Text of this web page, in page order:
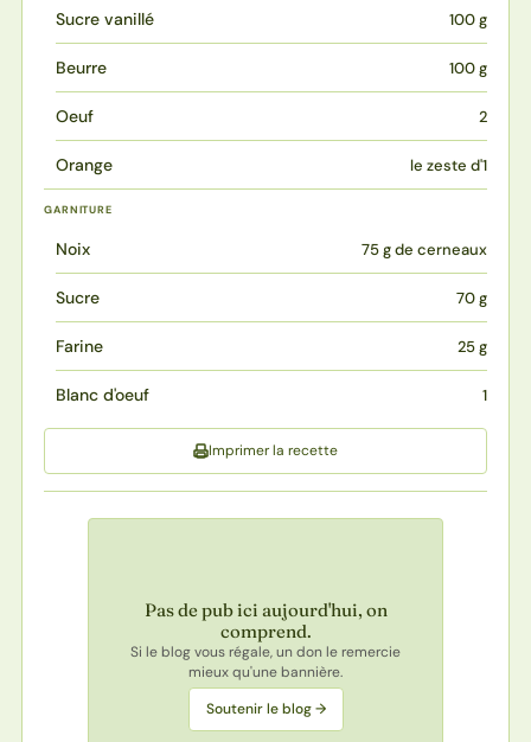
Sucre vanillé 100 g
Beurre 100 g
Oeuf 2
Orange le zeste d'1
GARNITURE
Noix 75 g de cerneaux
Sucre 70 g
Farine 25 g
Blanc d'oeuf 1
Imprimer la recette
Pas de pub ici aujourd'hui, on
comprend.
Si le blog vous régale, un don le remercie
mieux qu'une bannière.
Soutenir le blog →